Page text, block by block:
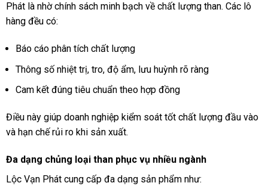
Phát là nhờ chính sách minh bạch về chất lượng than. Các lô
hàng đều có:
Báo cáo phân tích chất lượng
Thông số nhiệt trị, tro, độ ẩm, lưu huỳnh rõ ràng
Cam kết đúng tiêu chuẩn theo hợp đồng
Điều này giúp doanh nghiệp kiểm soát tốt chất lượng đầu vào
và hạn chế rủi ro khi sản xuất.
Đa dạng chủng loại than phục vụ nhiều ngành
Lộc Vạn Phát cung cấp đa dạng sản phẩm như: